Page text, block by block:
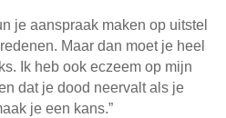
je aanspraak maken op uitstel
Maar dan moet je heel
Ik heb ook eczeem op mijn
dat je dood neervalt als je
je een kans.”